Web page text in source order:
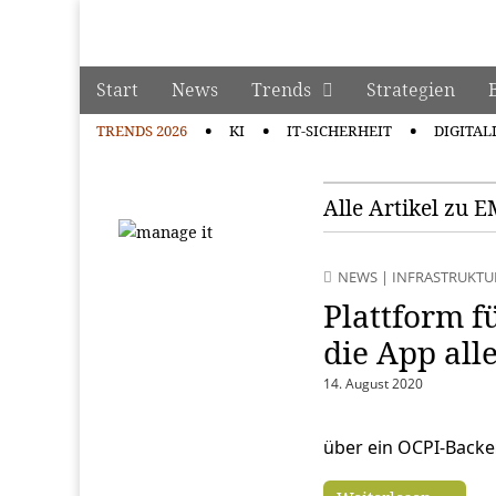
manage it
Main menu
Skip to content
Start News Trends Strategien
TRENDS 2026 KI IT-SICHERHEIT
Alle Artikel zu
NEWS|
Plattform
die App
14. August 2020
über ein OCPI-